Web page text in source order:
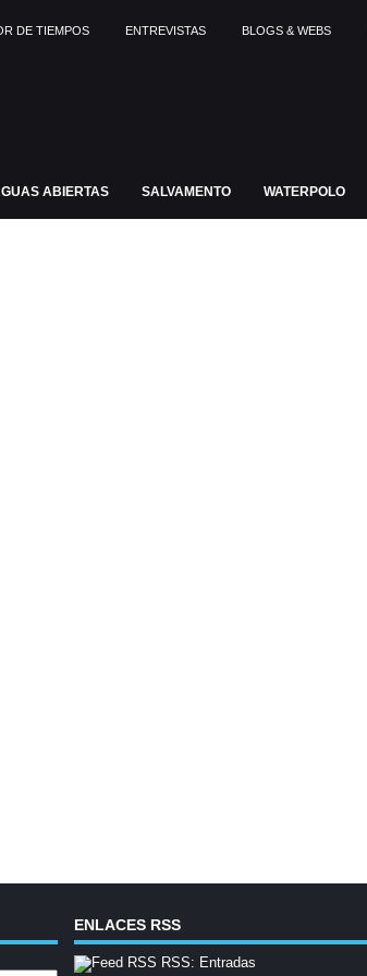
DE TIEMPOS ENTREVISTAS BLOGS & WEBS
ABIERTAS SALVAMENTO WATERPOLO
ENLACES RSS
RSS: Entradas